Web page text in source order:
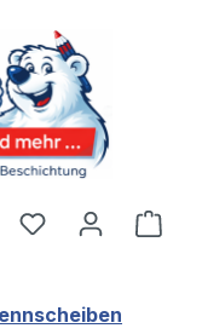
Du hast 0